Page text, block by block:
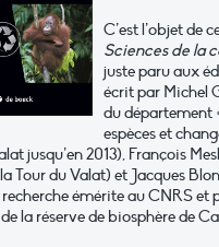
C’est l’objet de
Sciences de la
juste paru aux
écrit par Michel
du département
espèces et
jusqu’en 2013), François
Tour du Valat) et Jacques
émérite au CNRS et
la réserve de biosphère de